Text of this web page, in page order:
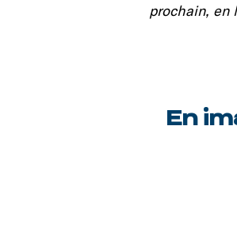
prochain, en
En